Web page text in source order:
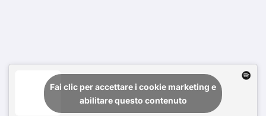
Fai clic per accettare i cookie marketing e
abilitare questo contenuto